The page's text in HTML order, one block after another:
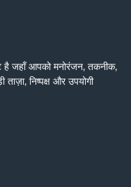
है जहाँ आपको मनोरंजन, तकनीक,
निष्पक्ष और उपयोगी